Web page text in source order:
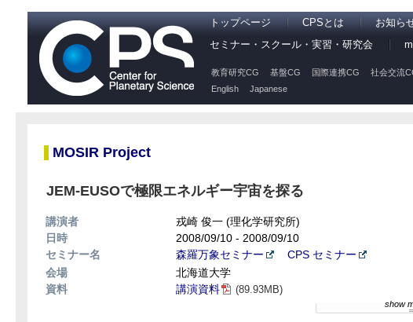
トップページ CPSとは お知ら
セミナー・スクール・実習・研究会
教育研究CG 基盤CG 国際連携CG 社会交流
English
Japanese
MOSIR Project
JEM-EUSOで極限エネルギー宇宙を探る
講演者
戎崎 俊一 (理化学研究所)
日時
2008/09/10 - 2008/09/10
セミナー名
森羅万象セミナー CPS セミナー
会場
北海道大学
資料
講演資料 (89.93MB)
show